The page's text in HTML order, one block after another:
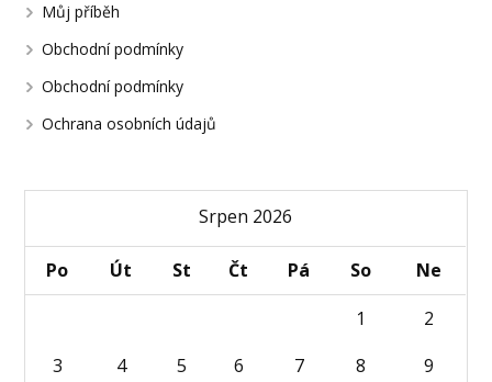
Můj příběh
Obchodní podmínky
Obchodní podmínky
Ochrana osobních údajů
Srpen 2026
Po Út St Čt Pá So
Ne
1
2
3
4 5 6 7 8
9